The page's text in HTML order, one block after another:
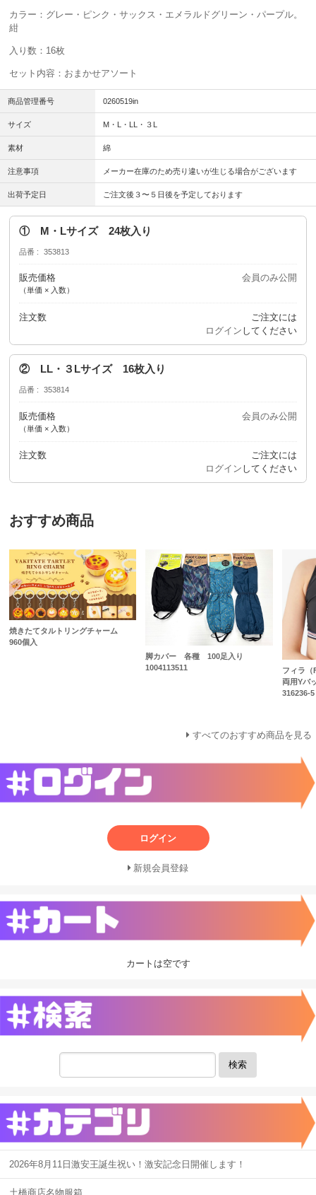
カラー：グレー・ピンク・サックス・エメラルドグリーン・パープル。
紺
入り数：16枚
セット内容：おまかせアソート
商品管理番号 0260519in
サイズ M・L・LL・３L
素材 綿
注意事項 メーカー在庫のため売り違いが生じる場合がございます
出荷予定日 ご注文後３〜５日後を予定しております
① M・Lサイズ 24枚入り
品番 353813
販売価格
（単価 × 入数）
会員のみ公開
注文数
ご注文には
ログイン してください
② LL・３Lサイズ 16枚入り
品番 353814
販売価格
（単価 × 入数）
会員のみ公開
注文数
ご注文には
ログイン してください
おすすめ商品
焼きたてタルトリングチャーム
960個入
脚カバー 各種 100足入り
1004113511
フィラ
両用Yバ
316236-5
すべてのおすすめ商品を見る
ログイン
新規会員登録
カートは空です
検索
2026年8月11日激安王誕生祝い！激安記念日開催します！
土橋商店名物服箱